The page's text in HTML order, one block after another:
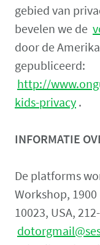
gebied van
bevelen we de
door de
gepubliceerd:
http://
kids-privacy .
INFORMATIE
De platforms
Workshop, 1900
10023, USA,